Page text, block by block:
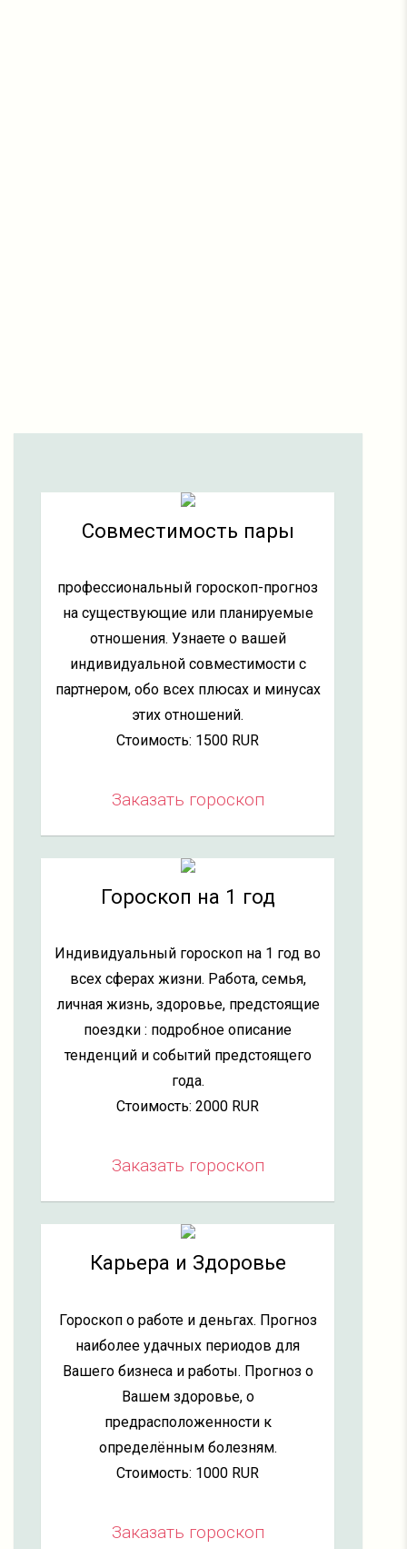
Совместимость пары
профессиональный гороскоп-прогноз
на существующие или планируемые
отношения. Узнаете о вашей
индивидуальной совместимости с
партнером, обо всех плюсах и минусах
этих отношений.
Стоимость: 1500 RUR
Заказать гороскоп
Гороскоп на 1 год
Индивидуальный гороскоп на 1 год во
всех сферах жизни. Работа, семья,
личная жизнь, здоровье, предстоящие
поездки : подробное описание
тенденций и событий предстоящего
года.
Стоимость: 2000 RUR
Заказать гороскоп
Карьера и Здоровье
Гороскоп о работе и деньгах. Прогноз
наиболее удачных периодов для
Вашего бизнеса и работы. Прогноз о
Вашем здоровье, о
предрасположенности к
определённым болезням.
Стоимость: 1000 RUR
Заказать гороскоп